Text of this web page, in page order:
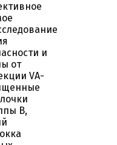
и
от
VA-
В,